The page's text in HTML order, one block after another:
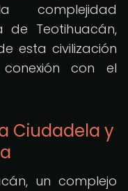
complejidad
de Teotihuacán,
esta civilización
con el
Ciudadela y
un complejo